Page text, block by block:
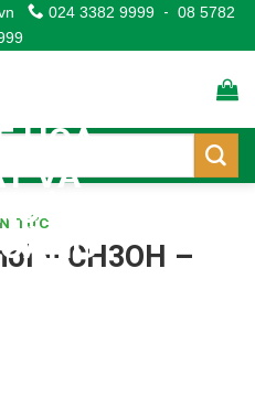
024 3382 9999 - 08 5782
TỨC
– CH3OH –